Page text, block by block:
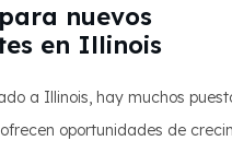
nuevos
en Illinois
a Illinois, hay muchos
oportunidades de